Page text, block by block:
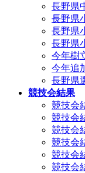
長野県
長野県
長野県
長野県
今年樹
今年追
長野県
競技会結果
競技会
競技会
競技会
競技会
競技会
競技会